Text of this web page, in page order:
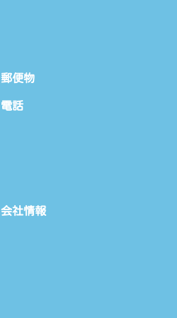
郵便物
電話
会社情報